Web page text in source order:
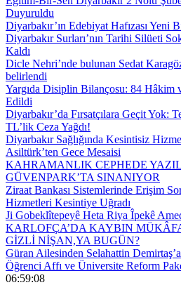
Duyuruldu
Diyarbakır’ın Edebiyat Hafızası Yeni
Diyarbakır Surları’nın Tarihi Silüeti
Kaldı
Dicle Nehri’nde bulunan Sedat
belirlendi
Yargıda Disiplin Bilançosu: 84 Hâkim
Edildi
Diyarbakır’da Fırsatçılara Geçit Yok:
TL’lik Ceza Yağdı!
Diyarbakır Sağlığında Kesintisiz
Asiltürk’ten Gece Mesaisi
KAHRAMANLIK CEPHEDE
GÜVENPARK’TA SINANIYOR
Ziraat Bankası Sistemlerinde Erişim
Hizmetleri Kesintiye Uğradı
Ji Gobeklîtepeyê Heta Riya Îpekê
KARLOFÇA’DA KAYBIN
GİZLİ NİŞAN,YA BUGÜN?
Güran Ailesinden Selahattin
Öğrenci Affı ve Üniversite Reform
06:59:08